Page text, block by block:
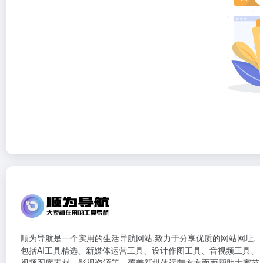
顺为导航是一个实用的生活导航网站,致力于分享优质的网站网址,
包括AI工具精选、新媒体运营工具、设计作图工具、音视频工具、